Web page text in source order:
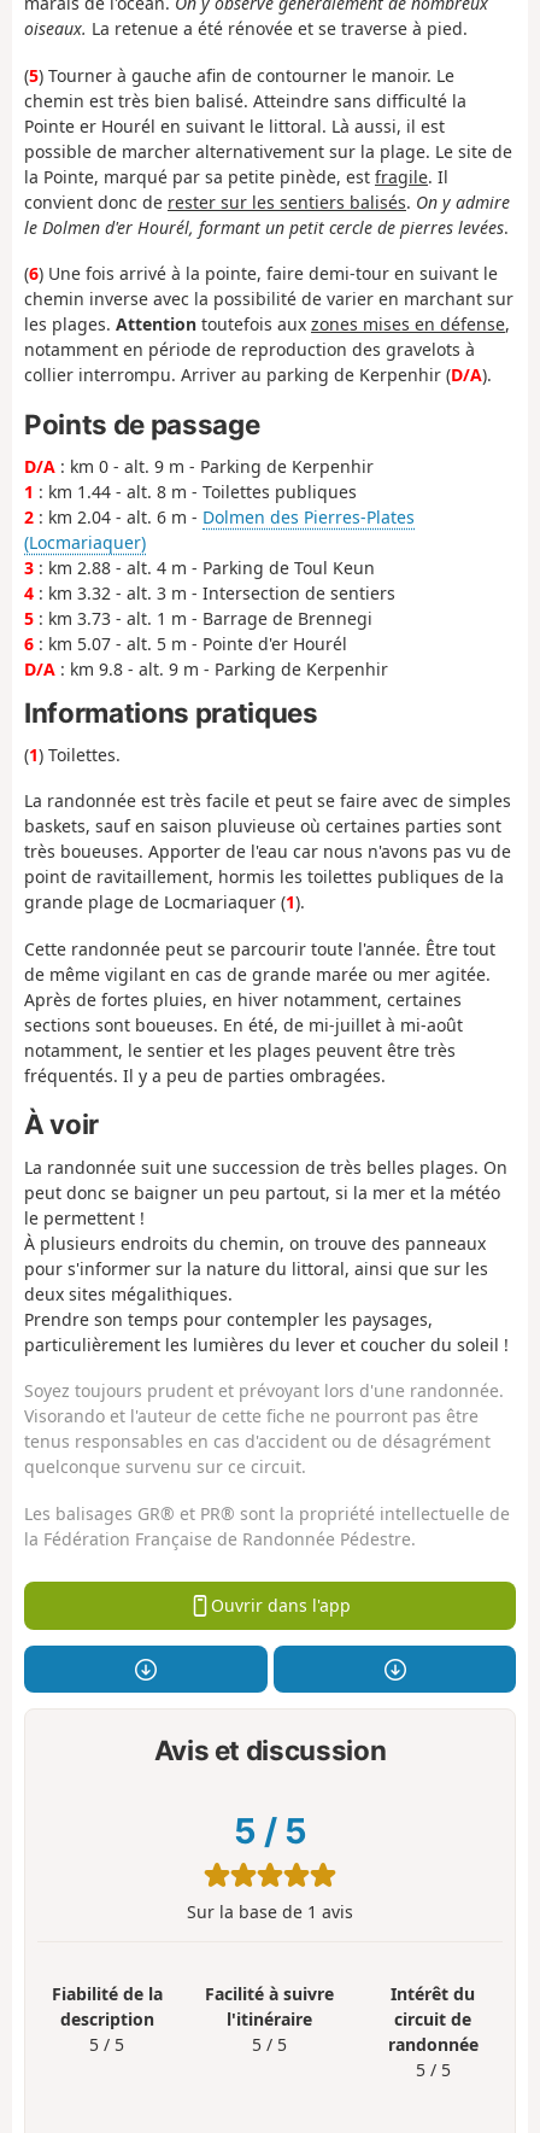
oiseaux. La retenue a été rénovée et se traverse à pied.
(5) Tourner à gauche afin de contourner le manoir. Le
chemin est très bien balisé. Atteindre sans difficulté la
Pointe er Hourél en suivant le littoral. Là aussi, il est
possible de marcher alternativement sur la plage. Le site de
la Pointe, marqué par sa petite pinède, est fragile. Il
convient donc de rester sur les sentiers balisés. On y admire
le Dolmen d'er Hourél, formant un petit cercle de pierres levées.
(6) Une fois arrivé à la pointe, faire demi-tour en suivant le
chemin inverse avec la possibilité de varier en marchant sur
les plages. Attention toutefois aux zones mises en défense,
notamment en période de reproduction des gravelots à
collier interrompu. Arriver au parking de Kerpenhir (D/A).
Points de passage
D/A : km 0 - alt. 9 m - Parking de Kerpenhir
1 : km 1.44 - alt. 8 m - Toilettes publiques
2 : km 2.04 - alt. 6 m - Dolmen des Pierres-Plates
(Locmariaquer)
3 : km 2.88 - alt. 4 m - Parking de Toul Keun
4 : km 3.32 - alt. 3 m - Intersection de sentiers
5 : km 3.73 - alt. 1 m - Barrage de Brennegi
6 : km 5.07 - alt. 5 m - Pointe d'er Hourél
D/A : km 9.8 - alt. 9 m - Parking de Kerpenhir
Informations pratiques
(1) Toilettes.
La randonnée est très facile et peut se faire avec de simples
baskets, sauf en saison pluvieuse où certaines parties sont
très boueuses. Apporter de l'eau car nous n'avons pas vu de
point de ravitaillement, hormis les toilettes publiques de la
grande plage de Locmariaquer (1).
Cette randonnée peut se parcourir toute l'année. Être tout
de même vigilant en cas de grande marée ou mer agitée.
Après de fortes pluies, en hiver notamment, certaines
sections sont boueuses. En été, de mi-juillet à mi-août
notamment, le sentier et les plages peuvent être très
fréquentés. Il y a peu de parties ombragées.
À voir
La randonnée suit une succession de très belles plages. On
peut donc se baigner un peu partout, si la mer et la météo
le permettent !
À plusieurs endroits du chemin, on trouve des panneaux
pour s'informer sur la nature du littoral, ainsi que sur les
deux sites mégalithiques.
Prendre son temps pour contempler les paysages,
particulièrement les lumières du lever et coucher du soleil !
Soyez toujours prudent et prévoyant lors d'une randonnée.
Visorando et l'auteur de cette fiche ne pourront pas être
tenus responsables en cas d'accident ou de désagrément
quelconque survenu sur ce circuit.
Les balisages GR® et PR® sont la propriété intellectuelle de
la Fédération Française de Randonnée Pédestre.
Ouvrir dans l'app
Avis et discussion
5 / 5
Sur la base de 1 avis
Fiabilité de la
description
5 / 5
Facilité à suivre
l'itinéraire
5 / 5
Intérêt du
circuit de
randonnée
5 / 5